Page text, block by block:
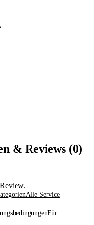
& Reviews (0)
Alle Service
Für